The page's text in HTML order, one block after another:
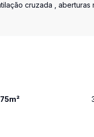
cruzada ,
75m²